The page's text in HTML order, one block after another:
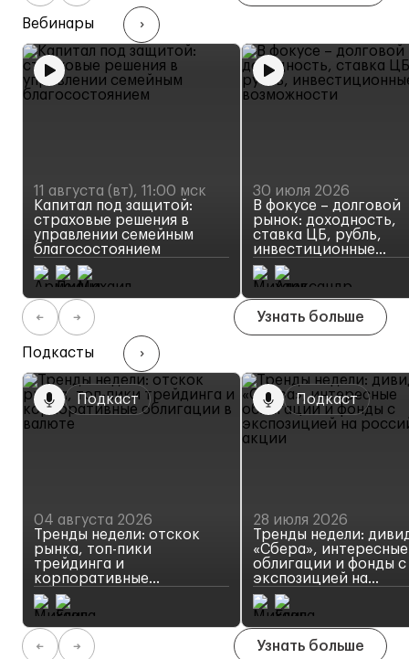
Вебинары
11 августа (вт), 11:00 мск
Капитал под защитой:
страховые решения в
управлении семейным
благосостоянием
Страховые решения в
управлении
30 июля 2026
В фокусе – долговой
рынок: доходность,
ставка ЦБ, рубль,
инвестиционные
возможности
Как действовать
инвестору на
Узнать больше
Подкасты
Подкаст
04 августа 2026
Тренды недели: отскок
рынка, топ-пики
трейдинга и
корпоративные
облигации в валюте
Новый выпуск
видеоподкаста
Подкаст
28 июля 2026
Тренды недели:
«Сбера», интересные
облигации и фонды с
экспозицией на
российские акции
Новый выпуск
видеоподкаста
Узнать больше